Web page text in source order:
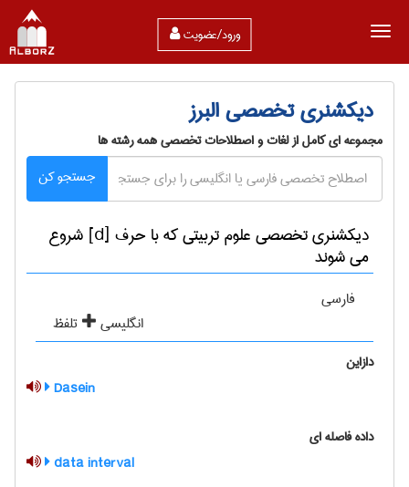
ورود/عضویت
دیکشنری تخصصی البرز
مجموعه ای کامل از لغات و اصطلاحات تخصصی همه رشته ها
جستجو کن
دیکشنری تخصصی علوم تربيتی که با حرف [d] شروع
می شوند
فارسی
انگلیسی
تلفظ
دازاین
Dasein
داده فاصله ای
data interval